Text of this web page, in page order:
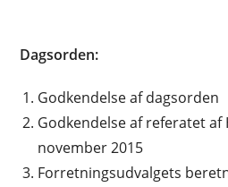
Dagsorden:
Godkendelse af dagsorden
Godkendelse af referatet af
november 2015
Forretningsudvalgets